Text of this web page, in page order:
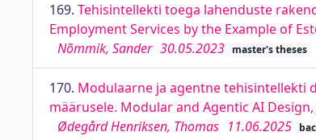
169. Tehisintellekti toega lahenduste
Employment Services by the Example of
Nõmmik, Sander 30.05.2023 master's theses
170. Modulaarne ja agentne tehisintellekti
määrusele. Modular and Agentic AI
Ødegård Henriksen, Thomas 11.06.2025